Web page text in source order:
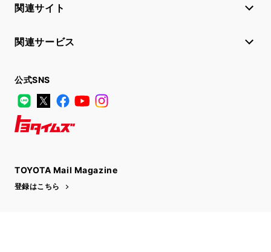
関連サイト
関連サービス
公式SNS
LINE
X FacebookYouTube
TOYOTA Mail Magazine
登録はこちら